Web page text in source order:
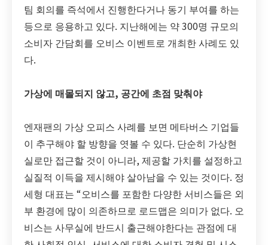
팀 회의를 즉석에서 진행한다거나 동기 부여를 하는
등으로 응용하고 있다. 지난해에는 약 300명 규모의
소비자 간담회를 오비스 이벤트로 개최한 사례도 있
다.
가상에 매몰되지 않고, 공간에 초점 맞춰야
엔재팬의 가상 오피스 사례를 보면 메타버스 기업들
이 추구해야 할 방향을 엿볼 수 있다. 단순히 가상현
실로만 접근할 것이 아니라, 제공할 가치를 설정하고
실질적 이득을 제시해야 살아남을 수 있는 것이다. 정
세형 대표는 “오비스를 포함한 다양한 서비스들은 외
부 환경에 많이 의존하므로 로드맵은 의미가 없다. 오
비스는 사무실에 반드시 출근해야한다는 관점에 대